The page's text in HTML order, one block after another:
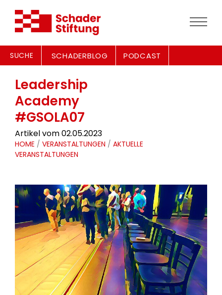
SUCHE SCHADERBLOG PODCAST
Leadership
Academy
#GSOLA07
Artikel vom 02.05.2023
HOME / VERANSTALTUNGEN / AKTUELLE
VERANSTALTUNGEN